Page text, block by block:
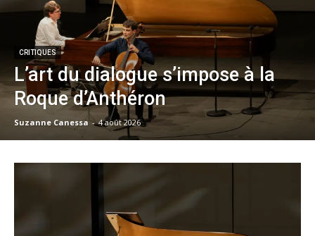
CRITIQUES
L’art du dialogue s’impose à la
Roque d’Anthéron
Suzanne Canessa - 4 août 2026